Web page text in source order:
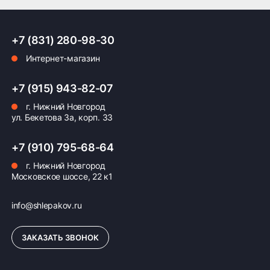
Оплата заказа
Возможна картой, наличными при получении,
также доступно оформление кредита и
+7 (831) 280-98-30
Интернет-магазин
+7 (915) 943-82-07
г. Нижний Новгород
ул. Бекетова 3а, корп. 33
+7 (910) 795-68-64
г. Нижний Новгород
Московское шоссе, 22 к1
info@shlepakov.ru
ЗАКАЗАТЬ ЗВОНОК